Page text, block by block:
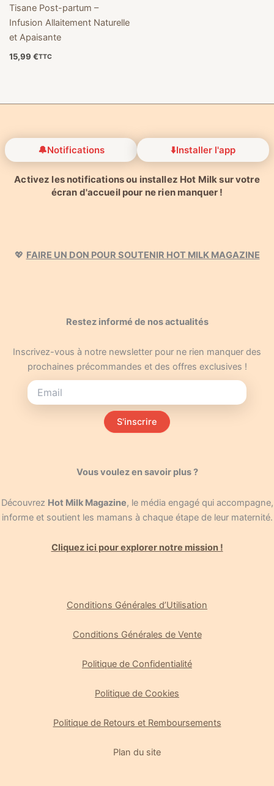
Gérer le consentement
Pour offrir les meilleures expériences, nous utilisons des technologies
telles que les cookies pour stocker et/ou accéder aux informations des
Tisane Post-partum –
Infusion Allaitement Naturelle
et Apaisante
15,99 €TTC
🔔Notifications ⬇️Installer l'app
Activez les notifications ou installez Hot Milk sur votre
écran d'accueil pour ne rien manquer !
💖 FAIRE UN DON POUR SOUTENIR HOT MILK MAGAZINE
Restez informé de nos actualités
Inscrivez-vous à notre newsletter pour ne rien manquer des
prochaines précommandes et des offres exclusives !
S'inscrire
Vous voulez en savoir plus ?
Découvrez Hot Milk Magazine, le média engagé qui accompagne,
informe et soutient les mamans à chaque étape de leur maternité.
Cliquez ici pour explorer notre mission !
Conditions Générales d’Utilisation
Conditions Générales de Vente
Politique de Confidentialité
Politique de Cookies
Politique de Retours et Remboursements
Plan du site